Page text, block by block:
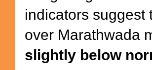
indicators suggest
over Marathwada
slightly below